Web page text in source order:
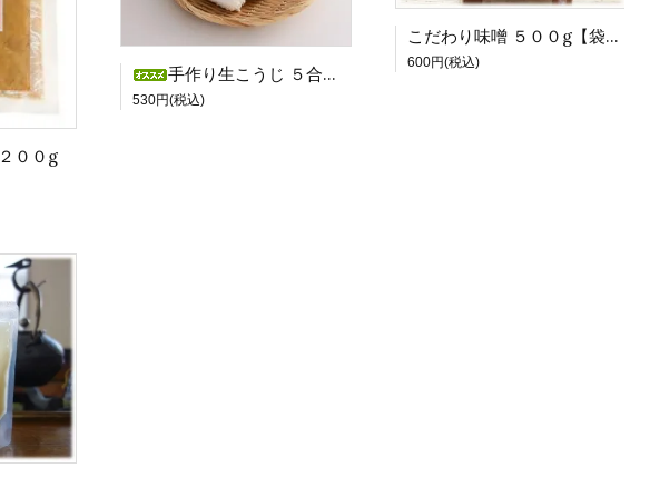
００g
手作り生こうじ ５合（４００g）
530円(税込)
こだわり味噌 ５００g【袋詰め】
600円(税込)